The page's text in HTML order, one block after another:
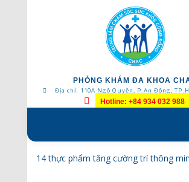
PHÒNG KHÁM ĐA KHOA
Địa chỉ: 110A Ngô Quyền, P.An Đông,
Hotline: +84 934 032 988
to
content
14 thực phẩm tăng cường trí thông